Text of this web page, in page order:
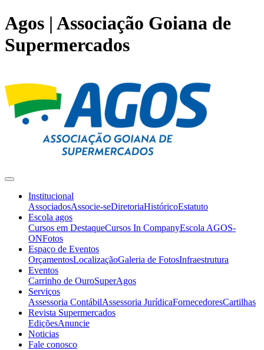
Agos | Associação Goiana de
Supermercados
Institucional
AssociadosAssocie-seDiretoriaHistóricoEstatuto
Escola agos
Cursos em DestaqueCursos In CompanyEscola AGOS-
ONFotos
Espaço de Eventos
OrçamentosLocalizaçãoGaleria de FotosInfraestrutura
Eventos
Carrinho de OuroSuperAgos
Serviços
Assessoria ContábilAssessoria JurídicaFornecedoresCartilhas
Revista Supermercados
EdiçõesAnuncie
Noticias
Fale conosco